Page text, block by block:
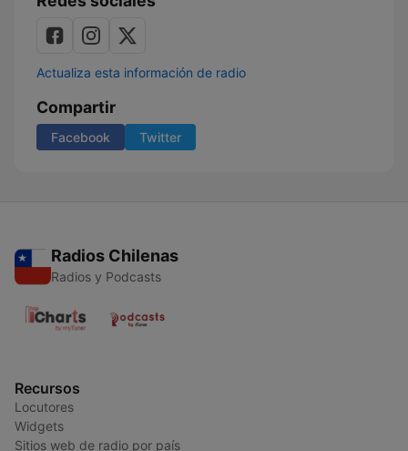
Actualiza esta información de radio
Compartir
Facebook Twitter
Radios Chilenas
Radios y Podcasts
Recursos
Locutores
Widgets
Sitios web de radio por país